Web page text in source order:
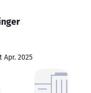
Apr. 2025